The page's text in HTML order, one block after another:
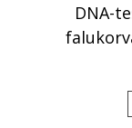
DNA-